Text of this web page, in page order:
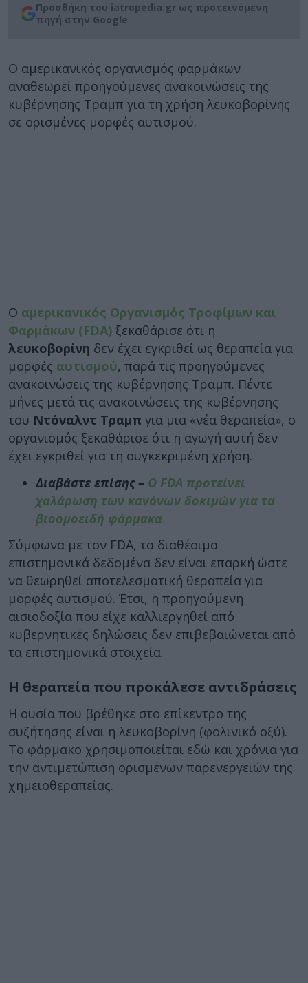
Προσθήκη του iatropedia.gr ως προτεινόμενη
πηγή στην Google
Ο αμερικανικός οργανισμός φαρμάκων
αναθεωρεί προηγούμενες ανακοινώσεις της
κυβέρνησης Τραμπ για τη χρήση λευκοβορίνης
σε ορισμένες μορφές αυτισμού.
Ο αμερικανικός Οργανισμός Τροφίμων και
Φαρμάκων (FDA) ξεκαθάρισε ότι η
λευκοβορίνη δεν έχει εγκριθεί ως θεραπεία για
μορφές αυτισμού, παρά τις προηγούμενες
ανακοινώσεις της κυβέρνησης Τραμπ. Πέντε
μήνες μετά τις ανακοινώσεις της κυβέρνησης
του Ντόναλντ Τραμπ για μια «νέα θεραπεία», ο
οργανισμός ξεκαθάρισε ότι η αγωγή αυτή δεν
έχει εγκριθεί για τη συγκεκριμένη χρήση.
Διαβάστε επίσης – Ο FDA προτείνει
χαλάρωση των κανόνων δοκιμών για τα
βιοομοειδή φάρμακα
Σύμφωνα με τον FDA, τα διαθέσιμα
επιστημονικά δεδομένα δεν είναι επαρκή ώστε
να θεωρηθεί αποτελεσματική θεραπεία για
μορφές αυτισμού. Έτσι, η προηγούμενη
αισιοδοξία που είχε καλλιεργηθεί από
κυβερνητικές δηλώσεις δεν επιβεβαιώνεται από
τα επιστημονικά στοιχεία.
Η θεραπεία που προκάλεσε αντιδράσεις
Η ουσία που βρέθηκε στο επίκεντρο της
συζήτησης είναι η λευκοβορίνη (φολινικό οξύ).
Το φάρμακο χρησιμοποιείται εδώ και χρόνια για
την αντιμετώπιση ορισμένων παρενεργειών της
χημειοθεραπείας.